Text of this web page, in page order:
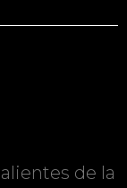
de la